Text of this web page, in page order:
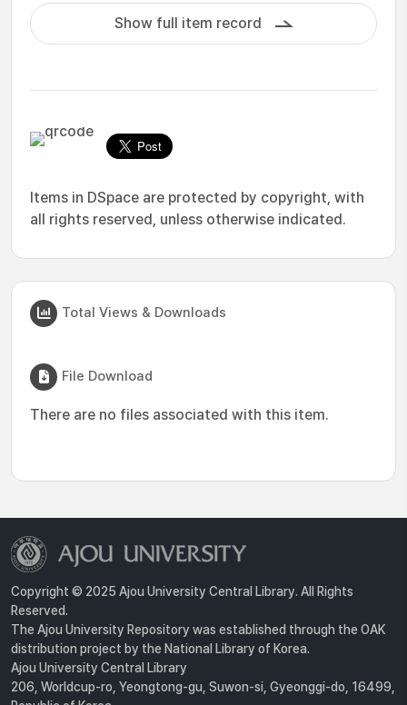
Show full item record
Items in DSpace are protected by copyright, with
all rights reserved, unless otherwise indicated.
Total Views & Downloads
File Download
There are no files associated with this item.
Copyright © 2025 Ajou University Central Library. All Rights
Reserved.
The Ajou University Repository was established through the OAK
distribution project by the National Library of Korea.
Ajou University Central Library
206, Worldcup-ro, Yeongtong-gu, Suwon-si, Gyeonggi-do, 16499,